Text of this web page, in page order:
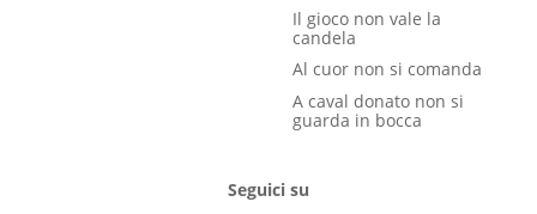
Il gioco non vale la
candela
Al cuor non si comanda
A caval donato non si
guarda in bocca
Seguici su